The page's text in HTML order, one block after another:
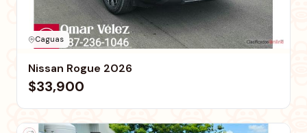
Caguas
Nissan Rogue 2026
$33,900